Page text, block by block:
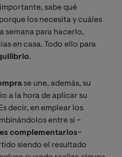
importante, sabe qué
los necesita y cuáles
semana para hacerlo,
en casa. Todo ello para
.
se une, además, su
a la hora de aplicar su
decir, en emplear los
entre sí –
complementarios–
siendo el resultado